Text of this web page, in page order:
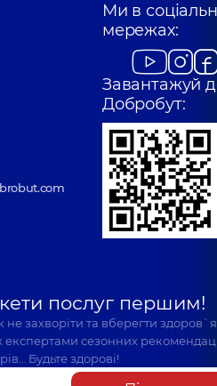
Ми в
мережах:
Завантажуй
Добробут:
послуг першим!
захворіти та вберегти
експертами сезонних
Будьте здорові!